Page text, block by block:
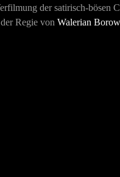
der satirisch-bösen
Regie von Walerian